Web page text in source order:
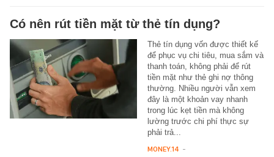
Có nên rút tiền mặt từ thẻ tín dụng?
Thẻ tín dụng vốn được thiết kế
để phục vụ chi tiêu, mua sắm và
thanh toán, không phải để rút
tiền mặt như thẻ ghi nợ thông
thường. Nhiều người vẫn xem
đây là một khoản vay nhanh
trong lúc kẹt tiền mà không
lường trước chi phí thực sự
phải trả...
MONEY.14 -